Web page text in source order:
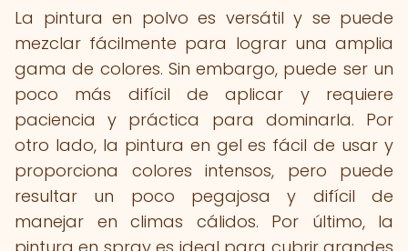
La pintura en polvo es versátil y se puede
mezclar fácilmente para lograr una amplia
gama de colores. Sin embargo, puede ser un
poco más difícil de aplicar y requiere
paciencia y práctica para dominarla. Por
otro lado, la pintura en gel es fácil de usar y
proporciona colores intensos, pero puede
resultar un poco pegajosa y difícil de
manejar en climas cálidos. Por último, la